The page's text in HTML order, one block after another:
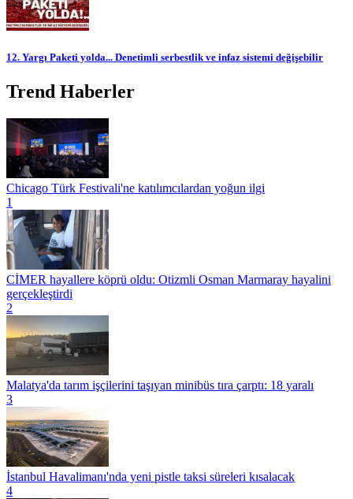
12. Yargı Paketi yolda... Denetimli serbestlik ve infaz sistemi değişebilir
Trend Haberler
Chicago Türk Festivali'ne katılımcılardan yoğun ilgi
1
CİMER hayallere köprü oldu: Otizmli Osman Marmaray hayalini
gerçekleştirdi
2
Malatya'da tarım işçilerini taşıyan minibüs tıra çarptı: 18 yaralı
3
İstanbul Havalimanı'nda yeni pistle taksi süreleri kısalacak
4